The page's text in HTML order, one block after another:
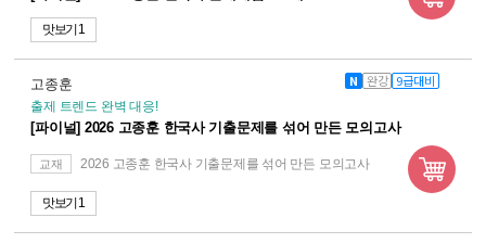
맛보기 1
고종훈 N 완강 9급대비
출제 트렌드 완벽 대응!
[파이널] 2026 고종훈 한국사 기출문제를 섞어 만든 모의고사
교재 2026 고종훈 한국사 기출문제를 섞어 만든 모의고사
맛보기 1